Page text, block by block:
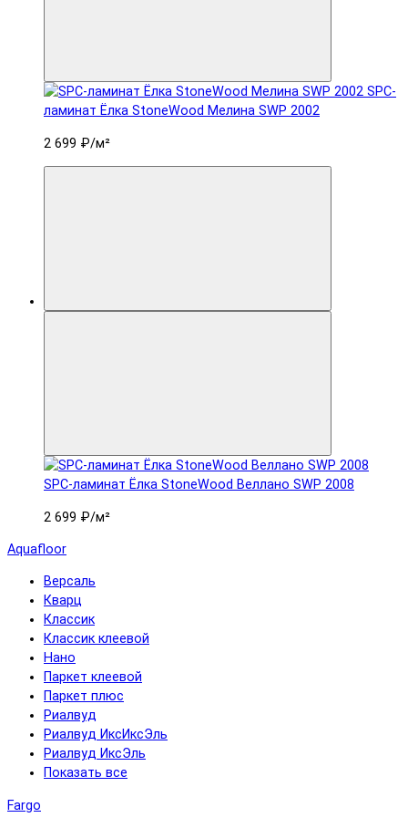
SPC-
ламинат Ëлка StoneWood Мелина SWP 2002
2 699 ₽/м²
SPC-ламинат Ëлка StoneWood Веллано SWP 2008
2 699 ₽/м²
Aquafloor
Версаль
Кварц
Классик
Классик клеевой
Нано
Паркет клеевой
Паркет плюс
Риалвуд
Риалвуд ИксИксЭль
Риалвуд ИксЭль
Показать все
Fargo